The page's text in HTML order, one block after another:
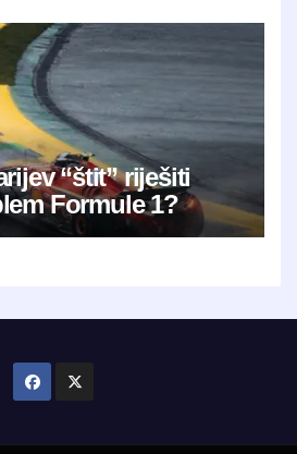
“štit” riješiti
Formule 1?